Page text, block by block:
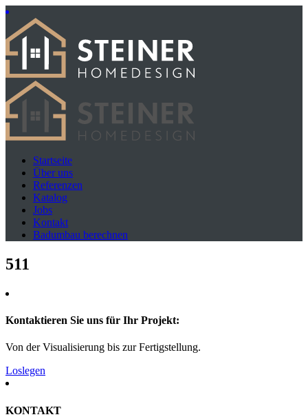
Startseite
Über uns
Referenzen
Katalog
Jobs
Kontakt
Badumbau berechnen
511
Kontaktieren Sie uns für Ihr Projekt:
Von der Visualisierung bis zur Fertigstellung.
Loslegen
KONTAKT